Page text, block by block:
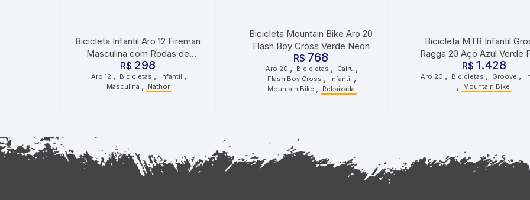
Bicicleta Infantil Aro 12 Fireman
Masculina com Rodas de
Treinamento Vermelho e Azul
R$ 298
Aro 12 Bicicletas Infantil
Masculina Nathor
Bicicleta Mountain Bike Aro 20
Flash Boy Cross Verde Neon
R$ 768
Aro 20 , Bicicletas , Cairu ,
Flash Boy Cross , Infantil ,
Mountain Bike , Rebaixada
Bicicleta MTB Infantil
Ragga 20 Aço Azul Verde
R$ 1.428
Aro 20 Bicicletas Groove
Mountain Bike